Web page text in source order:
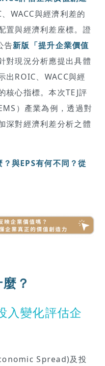
WACC與經濟利差的
置與經濟利差座標。證
告新版「提升企業價值
對現況分析應提出具體
出ROIC、WACC與經
核心指標。本次TEJ評
）產業為例，透過對
深對經濟利差分析之體
與EPS有何不同？從
？
入變化評估企
Spread)及投